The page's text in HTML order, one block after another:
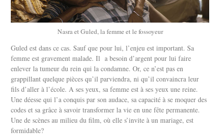
Nasra et Guled, la femme et le fossoyeur
Guled est dans ce cas. Sauf que pour lui, l’enjeu est important. Sa
femme est gravement malade. Il a besoin d’argent pour lui faire
enlever la tumeur du rein qui la condamne. Or, ce n’est pas en
grappillant quelque pièces qu’il parviendra, ni qu’il convaincra leur
fils d’aller à l’école. A ses yeux, sa femme est à ses yeux une reine.
Une déesse qui l’a conquis par son audace, sa capacité à se moquer des
codes et sa grâce à savoir transformer la vie en une fête permanente.
Une de scènes au milieu du film, où elle s’invite à un mariage, est
formidable?